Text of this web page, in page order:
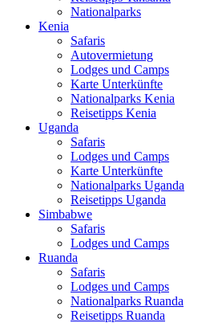
Nationalparks
Kenia
Safaris
Autovermietung
Lodges und Camps
Karte Unterkünfte
Nationalparks Kenia
Reisetipps Kenia
Uganda
Safaris
Lodges und Camps
Karte Unterkünfte
Nationalparks Uganda
Reisetipps Uganda
Simbabwe
Safaris
Lodges und Camps
Ruanda
Safaris
Lodges und Camps
Nationalparks Ruanda
Reisetipps Ruanda